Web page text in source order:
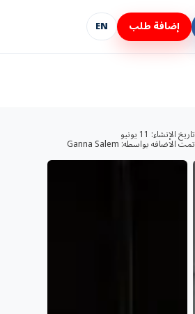
إضافة طلب EN
تاريخ الإنشاء:
تمت الاضافه بواسطه: Ganna Salem